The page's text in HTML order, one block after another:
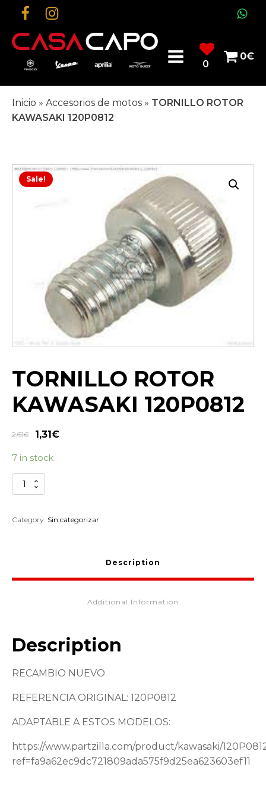
0
0€
Inicio » Accesorios de motos » TORNILLO ROTOR
KAWASAKI 120P0812
Sale!
TORNILLO ROTOR
KAWASAKI 120P0812
2,61€ 1,31€
7 in stock
TORNILLO
ROTOR
120P0812
Category: Sin categorizar
Description
Additional Information
Description
RECAMBIO NUEVO
REFERENCIA ORIGINAL: 120P0812
ADAPTABLE A ESTOS MODELOS:
https://www.partzilla.com/product/kawasaki/
ref=fa9a62ec9dc721809ada575f9d25ea623603ef11